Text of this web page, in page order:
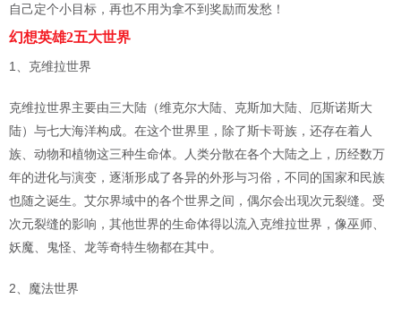
自己定个小目标，再也不用为拿不到奖励而发愁！
幻想英雄2五大世界
1、克维拉世界
克维拉世界主要由三大陆（维克尔大陆、克斯加大陆、厄斯诺斯大
陆）与七大海洋构成。在这个世界里，除了斯卡哥族，还存在着人
族、动物和植物这三种生命体。人类分散在各个大陆之上，历经数万
年的进化与演变，逐渐形成了各异的外形与习俗，不同的国家和民族
也随之诞生。艾尔界域中的各个世界之间，偶尔会出现次元裂缝。受
次元裂缝的影响，其他世界的生命体得以流入克维拉世界，像巫师、
妖魔、鬼怪、龙等奇特生物都在其中。
2、魔法世界